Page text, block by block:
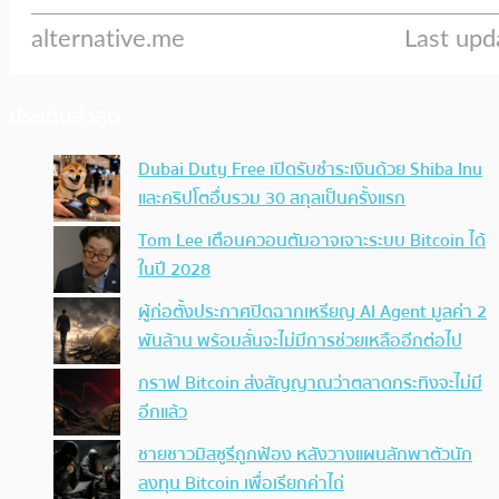
Dubai Duty Free เปิดรับชำระเงินด้วย Shiba Inu
และคริปโตอื่นรวม 30 สกุลเป็นครั้งแรก
Tom Lee เตือนควอนตัมอาจเจาะระบบ Bitcoin ได้
ในปี 2028
ผู้ก่อตั้งประกาศปิดฉากเหรียญ AI Agent มูลค่า 2
พันล้าน พร้อมลั่นจะไม่มีการช่วยเหลืออีกต่อไป
กราฟ Bitcoin ส่งสัญญาณว่าตลาดกระทิงจะไม่มี
อีกแล้ว
ชายชาวมิสซูรีถูกฟ้อง หลังวางแผนลักพาตัวนัก
ลงทุน Bitcoin เพื่อเรียกค่าไถ่